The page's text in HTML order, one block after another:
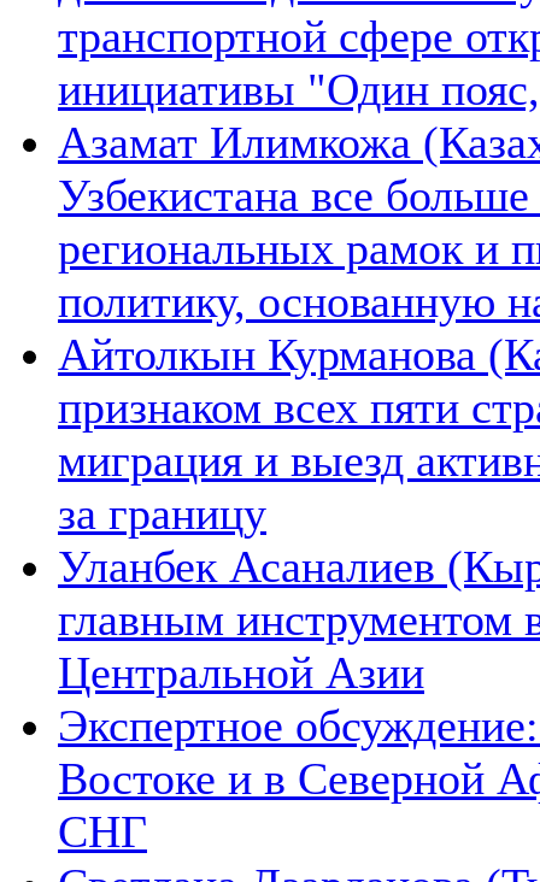
транспортной сфере
инициативы "Один
Азамат Илимкожа
Узбекистана все
региональных рамок и
политику, основанную
Айтолкын Курманова
признаком всех пяти
миграция и выезд
за границу
Уланбек Асаналиев
главным инструментом
Центральной Азии
Экспертное
Востоке и в Северной
СНГ